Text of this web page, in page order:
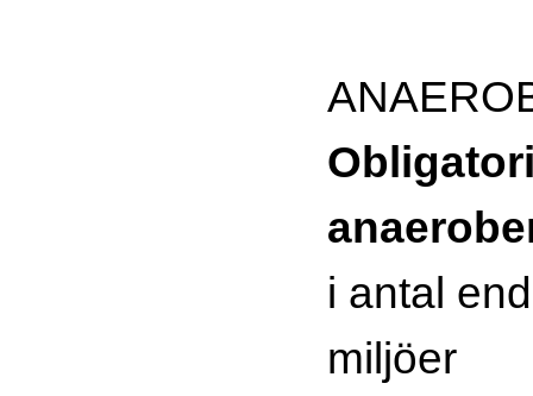
i antal
miljöer